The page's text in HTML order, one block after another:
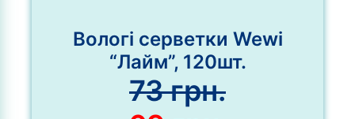
Вологі серветки Wewi
“Лайм”, 120шт.
73грн.